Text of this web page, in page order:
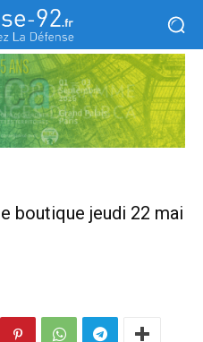
boutique jeudi 22 mai